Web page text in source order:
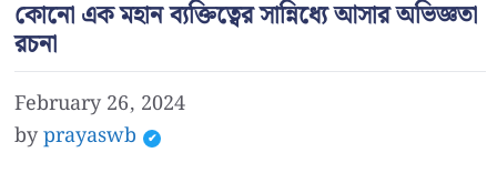
কোনো এক মহান ব্যক্তিত্বের সান্নিধ্যে আসার অভিজ্ঞতা
রচনা
February 26, 2024
byprayaswb